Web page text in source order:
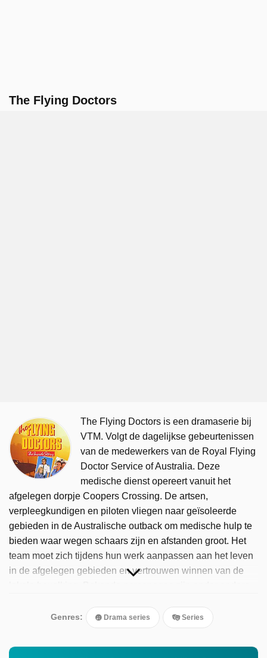
The Flying Doctors
The Flying Doctors is een dramaserie bij
VTM. Volgt de dagelijkse gebeurtenissen
van de medewerkers van de Royal Flying
Doctor Service of Australia. Deze
medische dienst opereert vanuit het
afgelegen dorpje Coopers Crossing. De artsen,
verpleegkundigen en piloten vliegen naar geïsoleerde
gebieden in de Australische outback om medische hulp te
bieden waar wegen schaars zijn en afstanden groot. Het
team moet zich tijdens hun werk aanpassen aan het leven
in de afgelegen gebieden en vertrouwen winnen van de
Wellings, vertolkt door Lenore Smith.
Genres: Drama series Series